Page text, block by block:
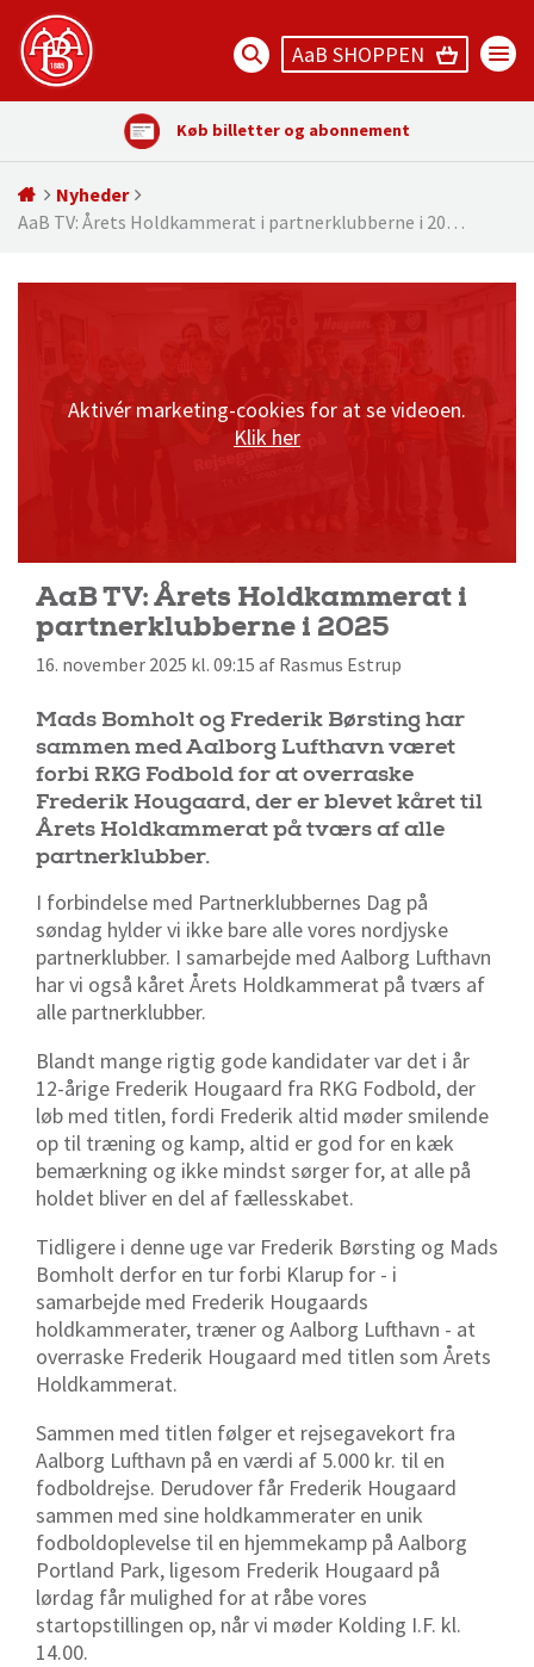
AaB SHOPPEN
Køb billetter og abonnement
Nyheder
AaB TV: Årets Holdkammerat i partnerklubberne i 20…
Aktivér marketing-cookies for at se videoen.
Klik her
AaB TV: Årets Holdkammerat i
partnerklubberne i 2025
16. november 2025 kl. 09:15 af Rasmus Estrup
Mads Bomholt og Frederik Børsting har
sammen med Aalborg Lufthavn været
forbi RKG Fodbold for at overraske
Frederik Hougaard, der er blevet kåret til
Årets Holdkammerat på tværs af alle
partnerklubber.
I forbindelse med Partnerklubbernes Dag på
søndag hylder vi ikke bare alle vores nordjyske
partnerklubber. I samarbejde med Aalborg Lufthavn
har vi også kåret Årets Holdkammerat på tværs af
alle partnerklubber.
Blandt mange rigtig gode kandidater var det i år
12-årige Frederik Hougaard fra RKG Fodbold, der
løb med titlen, fordi Frederik altid møder smilende
op til træning og kamp, altid er god for en kæk
bemærkning og ikke mindst sørger for, at alle på
holdet bliver en del af fællesskabet.
Tidligere i denne uge var Frederik Børsting og Mads
Bomholt derfor en tur forbi Klarup for - i
samarbejde med Frederik Hougaards
holdkammerater, træner og Aalborg Lufthavn - at
overraske Frederik Hougaard med titlen som Årets
Holdkammerat.
Sammen med titlen følger et rejsegavekort fra
Aalborg Lufthavn på en værdi af 5.000 kr. til en
fodboldrejse. Derudover får Frederik Hougaard
sammen med sine holdkammerater en unik
fodboldoplevelse til en hjemmekamp på Aalborg
Portland Park, ligesom Frederik Hougaard på
lørdag får mulighed for at råbe vores
startopstillingen op, når vi møder Kolding I.F. kl.
14.00.